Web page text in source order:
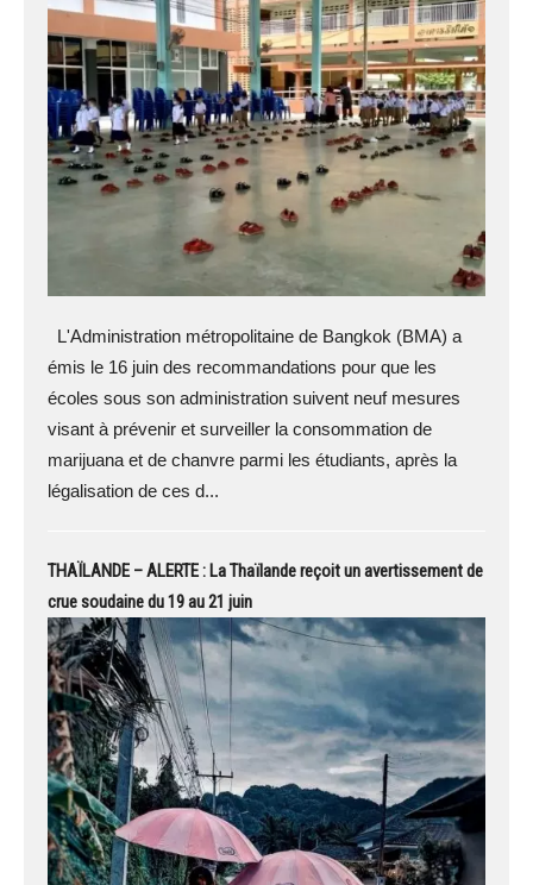
L'Administration métropolitaine de Bangkok (BMA) a
émis le 16 juin des recommandations pour que les
écoles sous son administration suivent neuf mesures
visant à prévenir et surveiller la consommation de
marijuana et de chanvre parmi les étudiants, après la
légalisation de ces d...
THAÏLANDE – ALERTE : La Thaïlande reçoit un avertissement de
crue soudaine du 19 au 21 juin